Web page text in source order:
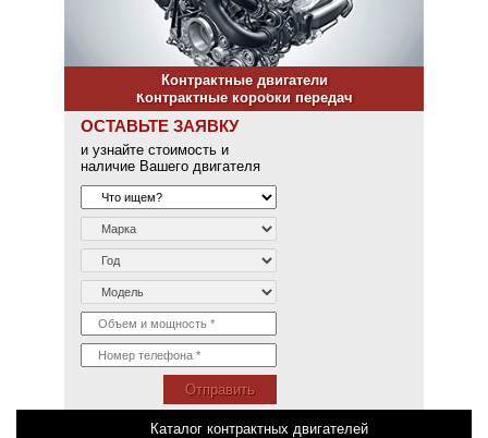
Контрактные двигатели
Контрактные коробки передач
ОСТАВЬТЕ ЗАЯВКУ
и узнайте стоимость и
наличие Вашего двигателя
Отправить
Каталог контрактных двигателей